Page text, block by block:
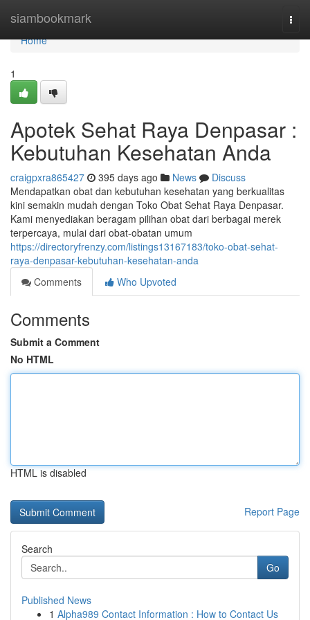
siambookmark
Home
Home
1
Apotek Sehat Raya Denpasar :
Kebutuhan Kesehatan Anda
craigpxra865427 395 days ago News
Discuss
Mendapatkan obat dan kebutuhan kesehatan yang berkualitas
kini semakin mudah dengan Toko Obat Sehat Raya Denpasar.
Kami menyediakan beragam pilihan obat dari berbagai merek
terpercaya, mulai dari obat-obatan umum
https://directoryfrenzy.com/listings13167183/toko-obat-sehat-
raya-denpasar-kebutuhan-kesehatan-anda
Comments
Who Upvoted
Comments
Submit a Comment
No HTML
HTML is disabled
Report Page
Search
Go
Published News
1 Alpha989 Contact Information : How to Contact Us